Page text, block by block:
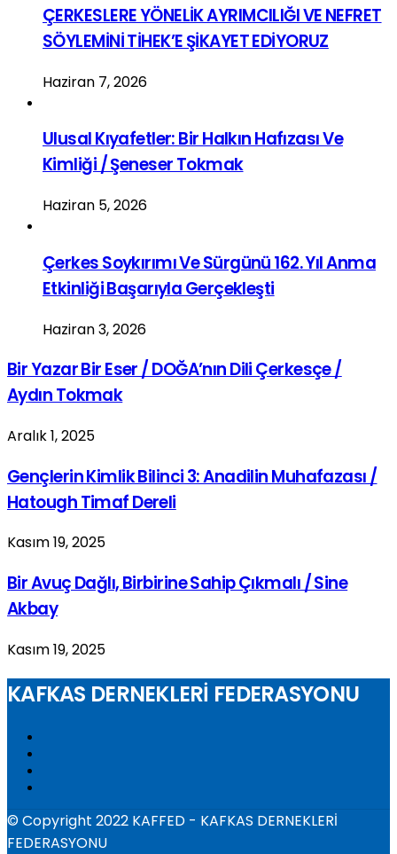
ÇERKESLERE YÖNELİK AYRIMCILIĞI VE NEFRET
SÖYLEMİNİ TİHEK’E ŞİKAYET EDİYORUZ
Haziran 7, 2026
Ulusal Kıyafetler: Bir Halkın Hafızası Ve
Kimliği / Şeneser Tokmak
Haziran 5, 2026
Çerkes Soykırımı Ve Sürgünü 162. Yıl Anma
Etkinliği Başarıyla Gerçekleşti
Haziran 3, 2026
Bir Yazar Bir Eser / DOĞA’nın Dili Çerkesçe /
Aydın Tokmak
Aralık 1, 2025
Gençlerin Kimlik Bilinci 3: Anadilin Muhafazası /
Hatough Timaf Dereli
Kasım 19, 2025
Bir Avuç Dağlı, Birbirine Sahip Çıkmalı / Sine
Akbay
Kasım 19, 2025
KAFKAS DERNEKLERİ FEDERASYONU
© Copyright 2022 KAFFED - KAFKAS DERNEKLERİ
FEDERASYONU